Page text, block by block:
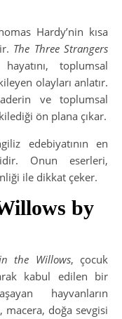
Hardy’nin kısa
The Three Strangers
toplumsal
olayları anlatır.
ve toplumsal
ön plana çıkar.
edebiyatının en
Onun eserleri,
ile dikkat çeker.
by
the Willows, çocuk
kabul edilen bir
hayvanların
macera, doğa sevgisi